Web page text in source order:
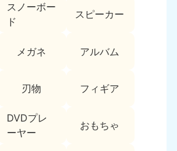
スノーボー
ド
スピーカー
メガネ アルバム
刃物 フィギア
DVDプレ
ーヤー
おもちゃ
無休
三重県
9:00〜19:00 年中無休
050-1881-5252